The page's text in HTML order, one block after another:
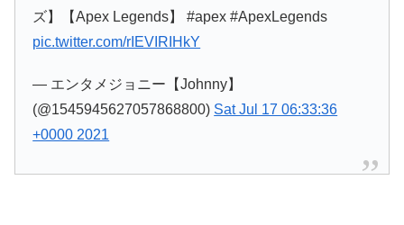
ズ】【Apex Legends】 #apex #ApexLegends
pic.twitter.com/rIEVIRIHkY
— エンタメジョニー【Johnny】
(@1545945627057868800) Sat Jul 17 06:33:36
+0000 2021